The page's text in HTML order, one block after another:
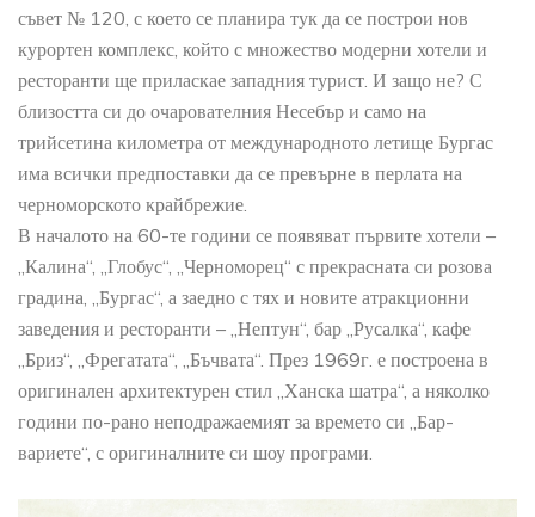
съвет № 120, с което се планира тук да се построи нов
курортен комплекс, който с множество модерни хотели и
ресторанти ще приласкае западния турист. И защо не? С
близостта си до очарователния Несебър и само на
трийсетина километра от международното летище Бургас
има всички предпоставки да се превърне в перлата на
черноморското крайбрежие.
В началото на 60-те години се появяват първите хотели –
„Калина“, „Глобус“, „Черноморец“ с прекрасната си розова
градина, „Бургас“, а заедно с тях и новите атракционни
заведения и ресторанти – „Нептун“, бар „Русалка“, кафе
„Бриз“, „Фрегатата“, „Бъчвата“. През 1969г. е построена в
оригинален архитектурен стил „Ханска шатра“, а няколко
години по-рано неподражаемият за времето си „Бар-
вариете“, с оригиналните си шоу програми.